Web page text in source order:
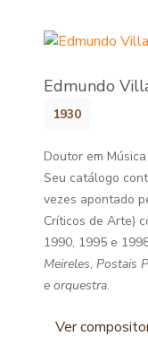
Edmundo
1930
Doutor em
Seu catálogo
vezes apontado
Críticos de Arte)
1990, 1995 e
Meireles,Postais
e orquestra.
Ver